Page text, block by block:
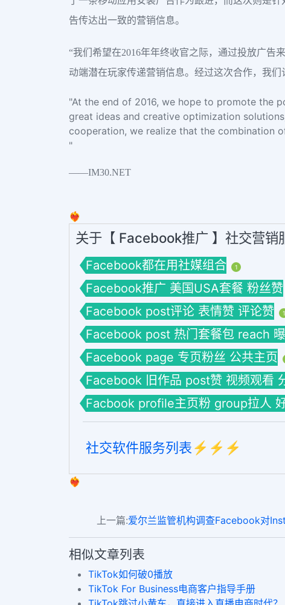
告传达出一致的营销信息。
“我们希望在2016年年终收官之际，通过投放广告
动端潜在玩家传递营销信息。经过这次合作，我
"At the end of 2016, we hope to promote the
great ideas and creative optimization
cooperation, we realize that the combination
"
——IM30.NET
❤️‍🔥
关于【 Facebook推广 】社交营销
Facebook都在用社媒组合 1
Facebook推广 美国USA套餐 粉丝赞
Facebook post评论 表情赞 评论赞 1
Facebook post 热门套餐包 reach
Facebook page 专页粉丝 公共主页
Facebook 旧作品 post赞 视频观看
Facbook profile主页粉 group拉人
社交软件服务列表⚡️⚡️⚡️
❤️‍🔥
上一篇:爱尔兰监管机构调查Facebook对
相似文章列表
TikTok如何破0播放
TikTok For Business电商客户指导手册